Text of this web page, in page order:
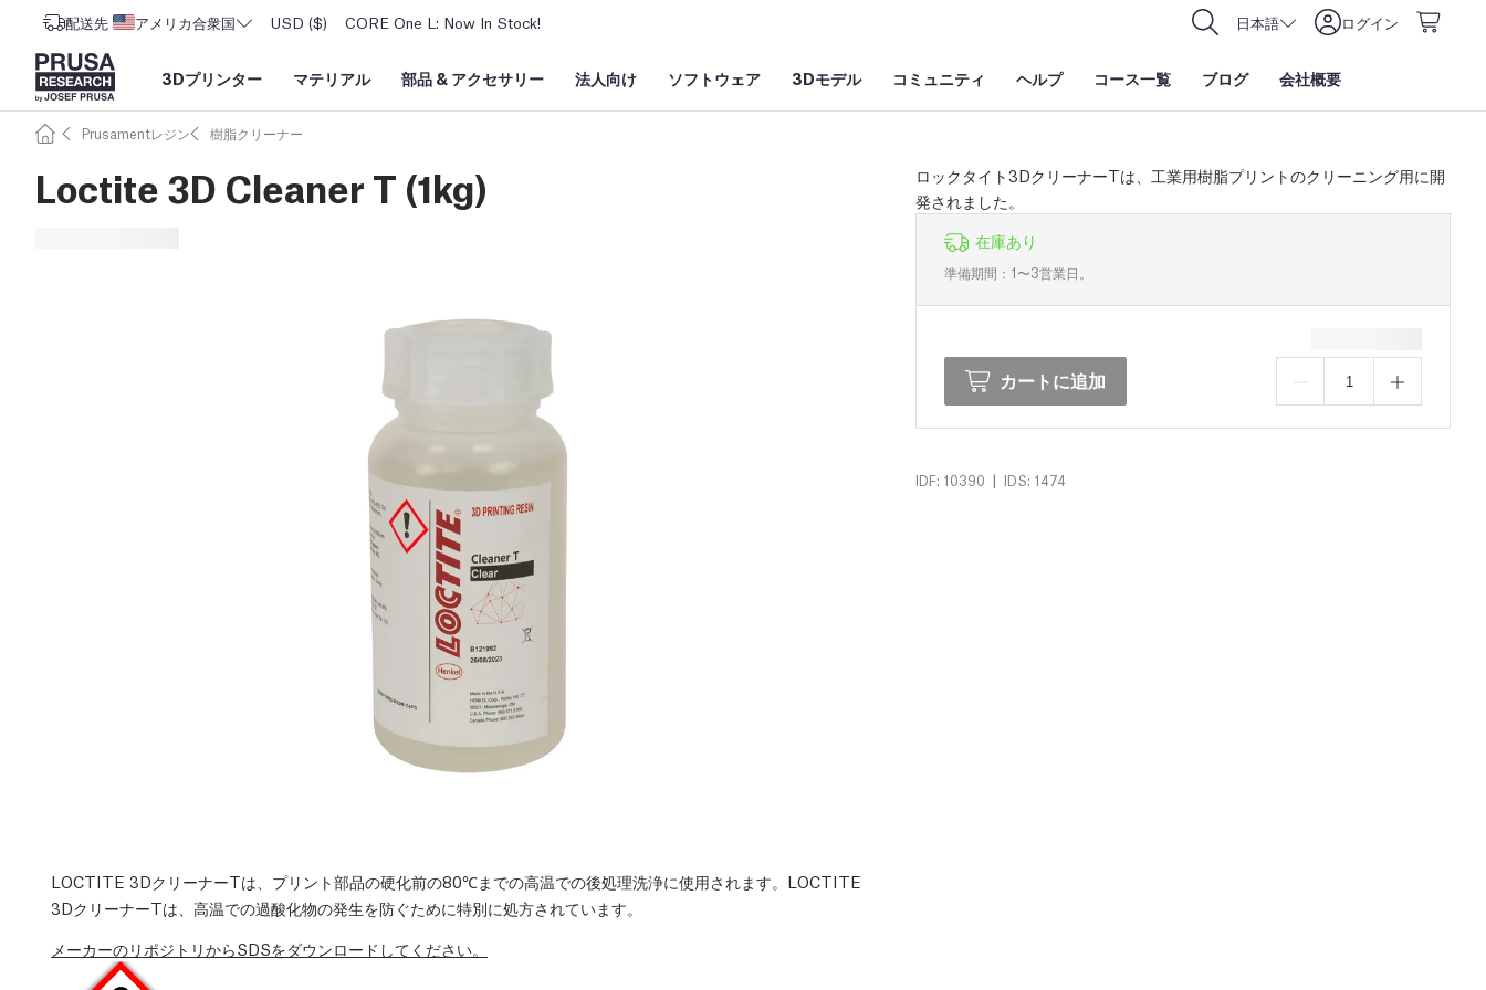
配送先 アメリカ合衆国 USD ($) CORE One L: Now In Stock! 日本語 ログイン
3Dプリンター マテリアル 部品 & アクセサリー 法人向け ソフトウェア 3Dモデル コミュニティ ヘルプ コース一覧 ブログ 会社概要
Prusamentレジン 樹脂クリーナー
Loctite 3D Cleaner T (1kg)
ロックタイト3DクリーナーTは、工業用樹脂プリントのクリーニング用に開
発されました。
在庫あり
準備期間：1〜3営業日。
カートに追加
IDF: 10390 | IDS: 1474
LOCTITE 3DクリーナーTは、プリント部品の硬化前の80℃までの高温での後処理洗浄に使用されます。LOCTITE
3DクリーナーTは、高温での過酸化物の発生を防ぐために特別に処方されています。
メーカーのリポジトリからSDSをダウンロードしてください。